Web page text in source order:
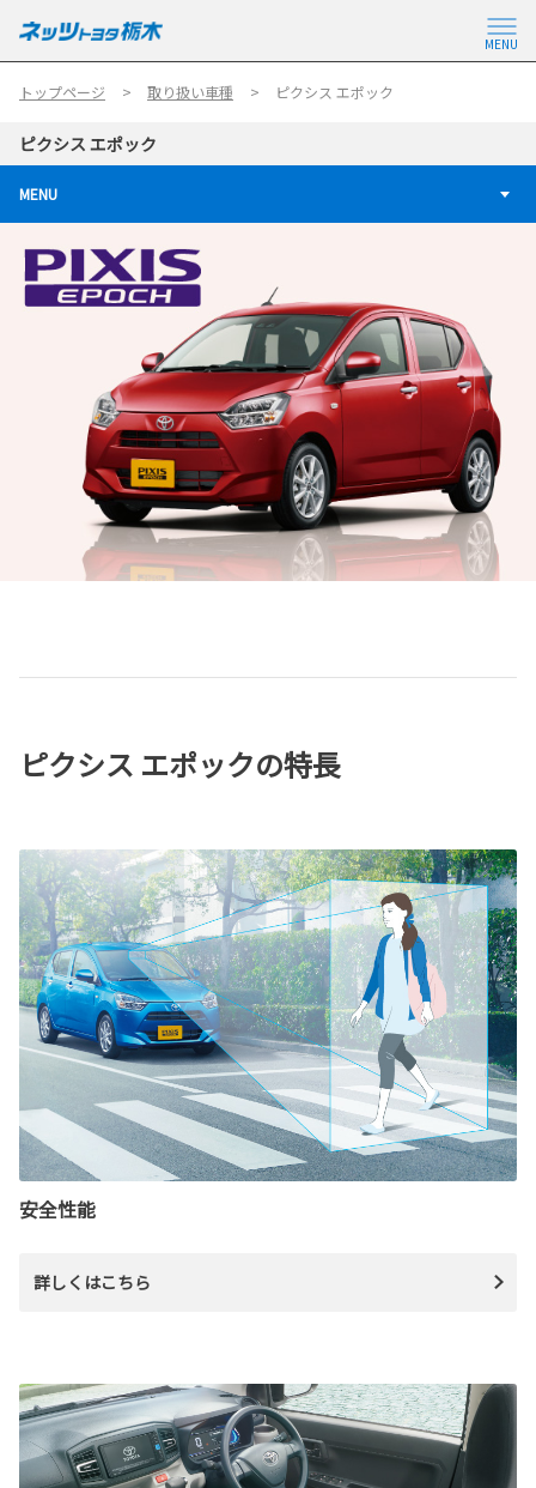
MENU
トップページ 取り扱い車種 ピクシス エポック
ピクシス エポック
MENU
ピクシス エポックの特長
安全性能
詳しくはこちら